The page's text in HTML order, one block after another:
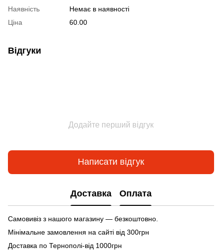
Наявність
Немає в наявності
Ціна
60.00
Відгуки
Додайте перший відгук
Написати відгук
Доставка Оплата
Самовивіз з нашого магазину — безкоштовно.
Мінімальне замовлення на сайті від 300грн
Доставка по Тернополі-від 1000грн